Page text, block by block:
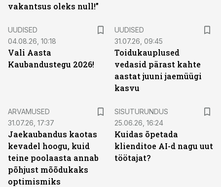
vakantsus oleks null!”
UUDISED
04.08.26, 10:18
Vali Aasta
Kaubandustegu 2026!
UUDISED
31.07.26, 09:45
Toidukauplused
vedasid pärast kahte
aastat juuni jaemüügi
kasvu
ARVAMUSED
31.07.26, 17:37
Jaekaubandus kaotas
kevadel hoogu, kuid
teine poolaasta annab
põhjust mõõdukaks
optimismiks
SISUTURUNDUS
25.06.26, 16:24
Kuidas õpetada
klienditoe AI-d nagu uut
töötajat?